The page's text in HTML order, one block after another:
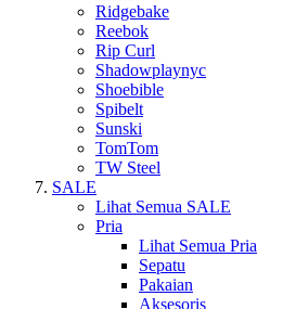
Ridgebake
Reebok
Rip Curl
Shadowplaynyc
Shoebible
Spibelt
Sunski
TomTom
TW Steel
SALE
Lihat Semua SALE
Pria
Lihat Semua Pria
Sepatu
Pakaian
Aksesoris